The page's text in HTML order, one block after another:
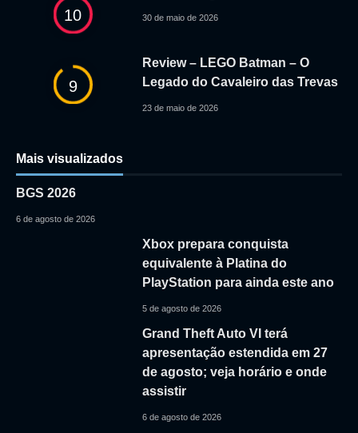
10 30 de maio de 2026
9
Review – LEGO Batman – O
Legado do Cavaleiro das Trevas
23 de maio de 2026
Mais visualizados
BGS 2026
6 de agosto de 2026
Xbox prepara conquista
equivalente à Platina do
PlayStation para ainda este ano
5 de agosto de 2026
Grand Theft Auto VI terá
apresentação estendida em 27
de agosto; veja horário e onde
assistir
6 de agosto de 2026